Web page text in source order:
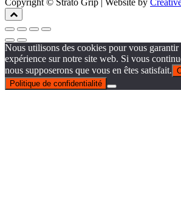
Nous utilisons des cookies pour vous
expérience sur notre site web. Si vous
nous supposerons que vous en êtes satisfait.
Politique de confidentialité